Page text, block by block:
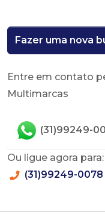
Fazer uma nova
Entre em contato
Multimarcas
(31)99249-
Ou ligue agora para:
(31)99249-0078